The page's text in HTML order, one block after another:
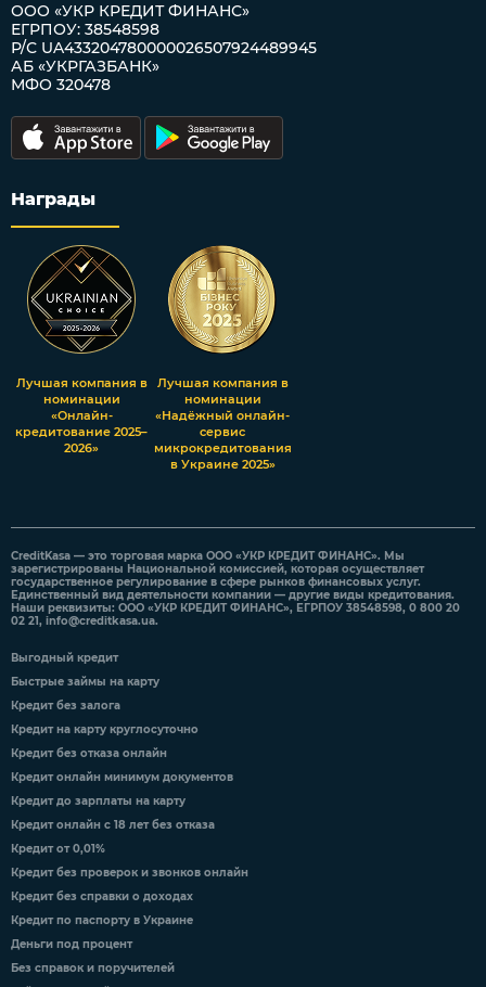
ООО «УКР КРЕДИТ ФИНАНС»
ЕГРПОУ: 38548598
Р/С UA433204780000026507924489945
АБ «УКРГАЗБАНК»
МФО 320478
Награды
Лучшая компания в
номинации
«Онлайн-
кредитование 2025–
2026»
Лучшая компания в
номинации
«Надёжный онлайн-
сервис
микрокредитования
в Украине 2025»
CreditKasa — это торговая марка ООО «УКР КРЕДИТ ФИНАНС». Мы
зарегистрированы Национальной комиссией, которая осуществляет
государственное регулирование в сфере рынков финансовых услуг.
Единственный вид деятельности компании — другие виды кредитования.
Наши реквизиты: ООО «УКР КРЕДИТ ФИНАНС», ЕГРПОУ 38548598, 0 800 20
02 21, info@creditkasa.ua.
Выгодный кредит
Быстрые займы на карту
Кредит без залога
Кредит на карту круглосуточно
Кредит без отказа онлайн
Кредит онлайн минимум документов
Кредит до зарплаты на карту
Кредит онлайн с 18 лет без отказа
Кредит от 0,01%
Кредит без проверок и звонков онлайн
Кредит без справки о доходах
Кредит по паспорту в Украине
Деньги под процент
Без справок и поручителей